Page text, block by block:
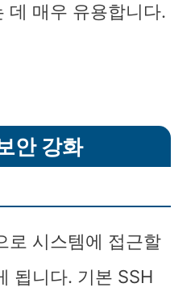
데 매우 유용합니다.
안 강화
로 시스템에 접근할
됩니다. 기본 SSH